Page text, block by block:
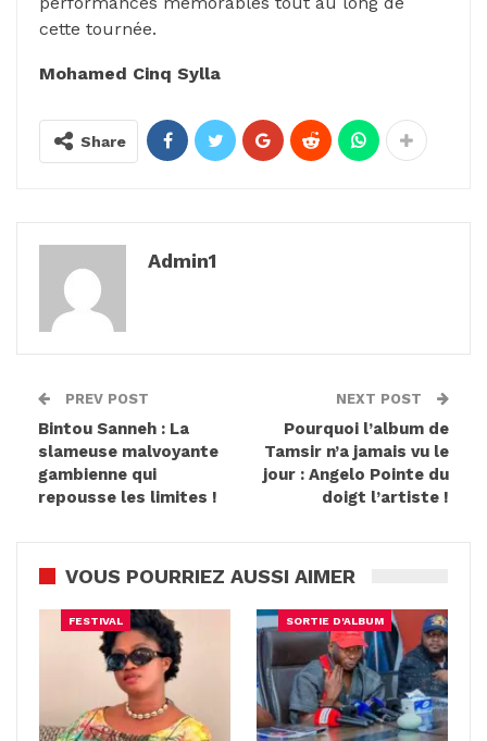
cette tournée.
Mohamed Cinq Sylla
Share
Admin1
PREV POST
Bintou Sanneh : La
slameuse malvoyante
gambienne qui
repousse les limites !
NEXT POST
Pourquoi l’album de
Tamsir n’a jamais vu le
jour : Angelo Pointe du
doigt l’artiste !
VOUS POURRIEZ AUSSI AIMER
FESTIVAL SORTIE D'ALBUM